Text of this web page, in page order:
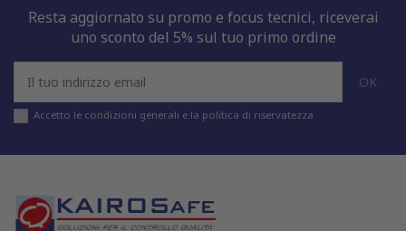
Resta aggiornato su promo e focus tecnici, riceverai
uno sconto del 5% sul tuo primo ordine
Accetto le condizioni generali e la politica di riservatezza